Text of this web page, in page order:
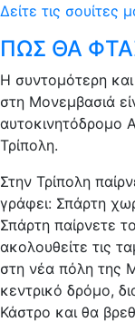
Δείτε τις
ΠΩΣ ΘΑ
H συντομότερη
στη Μονεμβασιά
αυτοκινητόδρομο
Τρίπολη.
Στην Τρίπολη
γράφει: Σπάρτη
Σπάρτη παίρνετε
ακολουθείτε τις
στη νέα πόλη της
κεντρικό δρόμο,
Κάστρο και θα